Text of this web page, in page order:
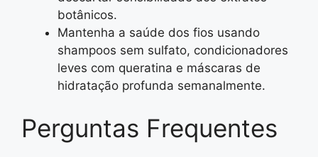
botânicos.
Mantenha a saúde dos fios usando
shampoos sem sulfato, condicionadores
leves com queratina e máscaras de
hidratação profunda semanalmente.
Perguntas Frequentes